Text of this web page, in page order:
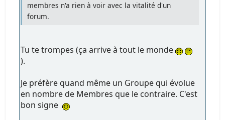
membres n'a rien à voir avec la vitalité d'un
forum.
Tu te trompes (ça arrive à tout le monde
).
Je préfère quand même un Groupe qui évolue
en nombre de Membres que le contraire. C'est
bon signe